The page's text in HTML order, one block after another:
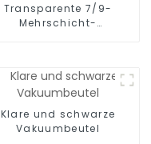
Transparente 7/9-
Mehrschicht-
Vakuumbeutelfolie
Klare und schwarze
Vakuumbeutel